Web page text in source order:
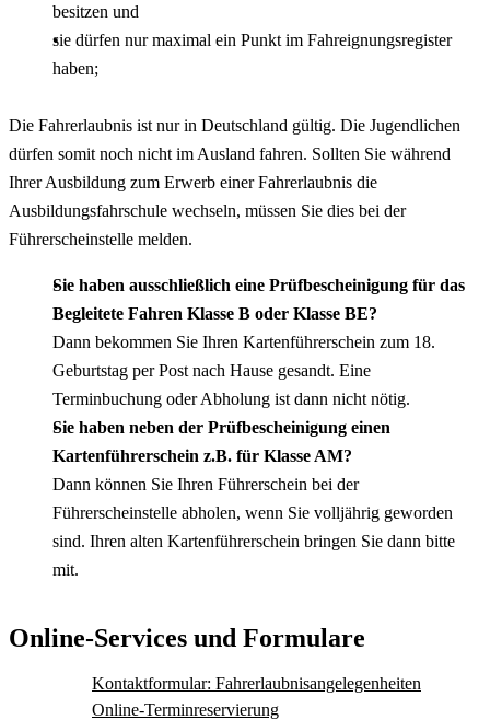
besitzen und
sie dürfen nur maximal ein Punkt im Fahreignungsregister
haben;
Die Fahrerlaubnis ist nur in Deutschland gültig. Die Jugendlichen
dürfen somit noch nicht im Ausland fahren. Sollten Sie während
Ihrer Ausbildung zum Erwerb einer Fahrerlaubnis die
Ausbildungsfahrschule wechseln, müssen Sie dies bei der
Führerscheinstelle melden.
Sie haben ausschließlich eine Prüfbescheinigung für das
Begleitete Fahren Klasse B oder Klasse BE?
Dann bekommen Sie Ihren Kartenführerschein zum 18.
Geburtstag per Post nach Hause gesandt. Eine
Terminbuchung oder Abholung ist dann nicht nötig.
Sie haben neben der Prüfbescheinigung einen
Kartenführerschein z.B. für Klasse AM?
Dann können Sie Ihren Führerschein bei der
Führerscheinstelle abholen, wenn Sie volljährig geworden
sind. Ihren alten Kartenführerschein bringen Sie dann bitte
mit.
Online-Services und Formulare
Kontaktformular: Fahrerlaubnisangelegenheiten
Online-Terminreservierung